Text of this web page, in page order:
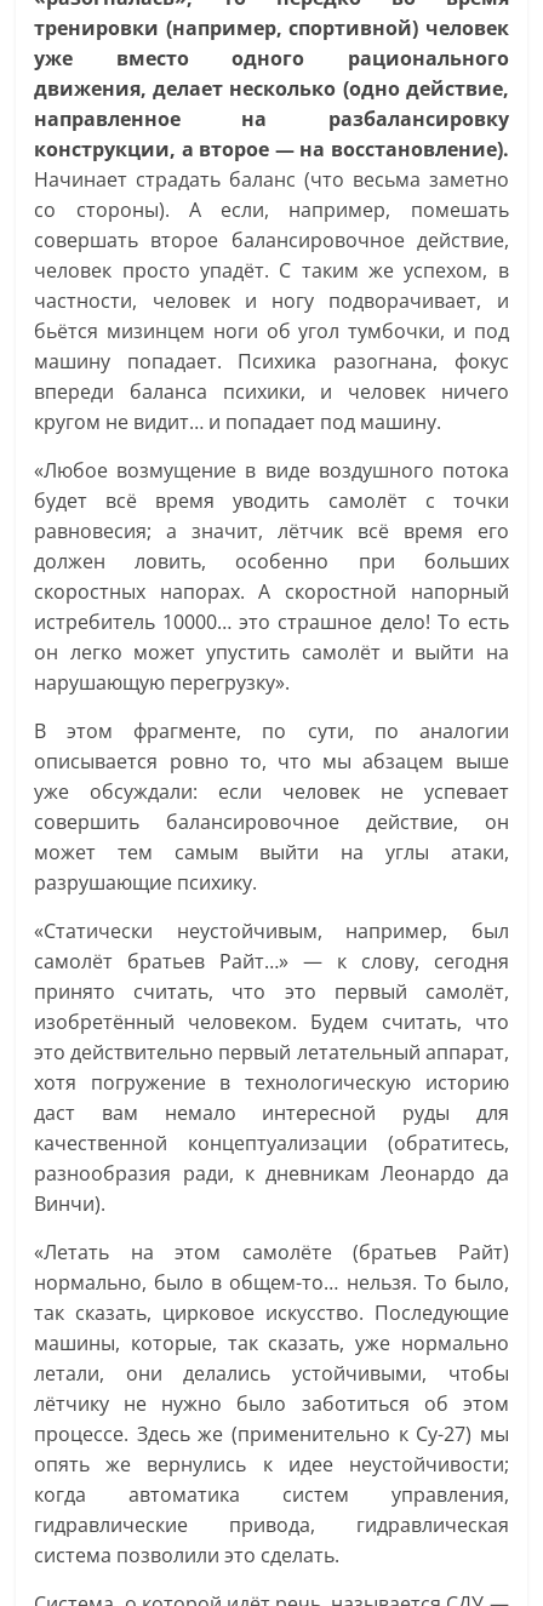
тренировки (например, спортивной) человек
уже вместо одного рационального
движения, делает несколько (одно действие,
направленное на разбалансировку
конструкции, а второе — на восстановление).
Начинает страдать баланс (что весьма заметно
со стороны). А если, например, помешать
совершать второе балансировочное действие,
человек просто упадёт. С таким же успехом, в
частности, человек и ногу подворачивает, и
бьётся мизинцем ноги об угол тумбочки, и под
машину попадает. Психика разогнана, фокус
впереди баланса психики, и человек ничего
кругом не видит… и попадает под машину.
«Любое возмущение в виде воздушного потока
будет всё время уводить самолёт с точки
равновесия; а значит, лётчик всё время его
должен ловить, особенно при больших
скоростных напорах. А скоростной напорный
истребитель 10000… это страшное дело! То есть
он легко может упустить самолёт и выйти на
нарушающую перегрузку».
В этом фрагменте, по сути, по аналогии
описывается ровно то, что мы абзацем выше
уже обсуждали: если человек не успевает
совершить балансировочное действие, он
может тем самым выйти на углы атаки,
разрушающие психику.
«Статически неустойчивым, например, был
самолёт братьев Райт…» — к слову, сегодня
принято считать, что это первый самолёт,
изобретённый человеком. Будем считать, что
это действительно первый летательный аппарат,
хотя погружение в технологическую историю
даст вам немало интересной руды для
качественной концептуализации (обратитесь,
разнообразия ради, к дневникам Леонардо да
Винчи).
«Летать на этом самолёте (братьев Райт)
нормально, было в общем-то… нельзя. То было,
так сказать, цирковое искусство. Последующие
машины, которые, так сказать, уже нормально
летали, они делались устойчивыми, чтобы
лётчику не нужно было заботиться об этом
процессе. Здесь же (применительно к Су-27) мы
опять же вернулись к идее неустойчивости;
когда автоматика систем управления,
гидравлические привода, гидравлическая
система позволили это сделать.